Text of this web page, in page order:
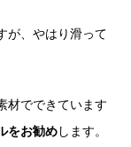
、 やはり滑って
材でできています
をお勧めします。